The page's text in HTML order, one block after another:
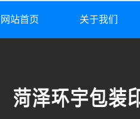
网站首页 关于我们